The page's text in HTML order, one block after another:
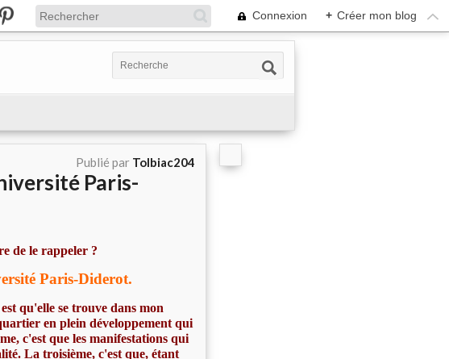
Connexion + Créer mon blog
Publié par Tolbiac204
Paris-
de le rappeler ?
Paris-Diderot.
qu'elle se trouve dans mon
en plein développement qui
c'est que les manifestations qui
La troisième, c'est que, étant